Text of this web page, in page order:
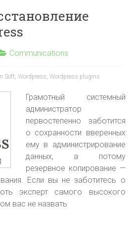
Communications
Soft,Wordpress,Wordpress plugins
Грамотный системный
администратор
первостепенно заботится
о сохранности вверенных
ему в администрирование
данных, а потому
резервное копирование —
Если вы не заботитесь о
эксперт самого высокого
вас не назвать